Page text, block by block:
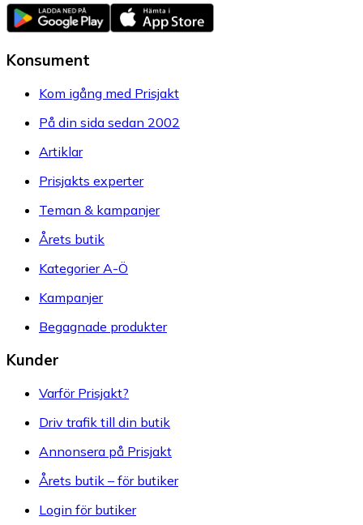
Konsument
Kom igång med Prisjakt
På din sida sedan 2002
Artiklar
Prisjakts experter
Teman & kampanjer
Årets butik
Kategorier A-Ö
Kampanjer
Begagnade produkter
Kunder
Varför Prisjakt?
Driv trafik till din butik
Annonsera på Prisjakt
Årets butik – för butiker
Login för butiker